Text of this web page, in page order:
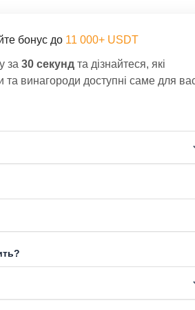
бонус до 11 000+ USDT
за 30 секундта дізнайтеся, які
та винагороди доступні саме для